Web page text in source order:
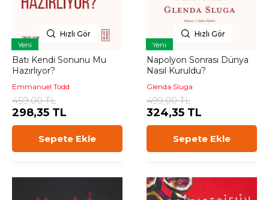
Hızlı Gör
Yeni
Batı Kendi Sonunu Mu
Hazırlıyor?
Emmanuel Todd
459,00 TL
298,35 TL
Sepete Ekle
Hızlı Gör
Yeni
Napolyon Sonrası Dünya
Nasıl Kuruldu?
Glenda Sluga
499,00 TL
324,35 TL
Sepete Ekle